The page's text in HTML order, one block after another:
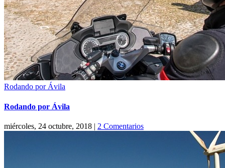
Rodando por Ávila
Rodando por Ávila
miércoles, 24 octubre, 2018 | 2 Comentarios